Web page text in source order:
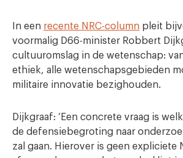
In een recente NRC-column pleit
voormalig D66-minister Robbert
cultuuromslag in de wetenschap:
ethiek, alle wetenschapsgebieden
militaire innovatie bezighouden.
Dijkgraaf: ‘Een concrete vraag is
de defensiebegroting naar
zal gaan. Hierover is geen expliciete